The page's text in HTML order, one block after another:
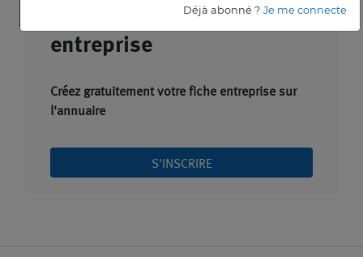
Déjà abonné ? Je me connecte
Créez votre fiche
entreprise
Créez gratuitement votre fiche entreprise sur
l'annuaire
S'INSCRIRE